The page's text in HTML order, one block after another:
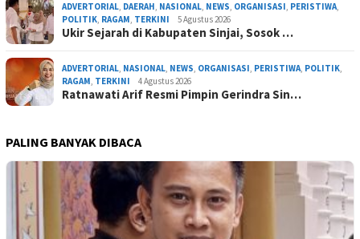
ADVERTORIAL, DAERAH, NASIONAL, NEWS, ORGANISASI, PERISTIWA,
POLITIK, RAGAM, TERKINI 5 Agustus 2026
Ukir Sejarah di Kabupaten Sinjai, Sosok …
ADVERTORIAL, NASIONAL, NEWS, ORGANISASI, PERISTIWA, POLITIK,
RAGAM, TERKINI 4 Agustus 2026
Ratnawati Arif Resmi Pimpin Gerindra Sin…
PALING BANYAK DIBACA